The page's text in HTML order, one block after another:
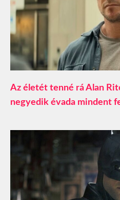
Az életét tenné rá Alan
negyedik évada mindent